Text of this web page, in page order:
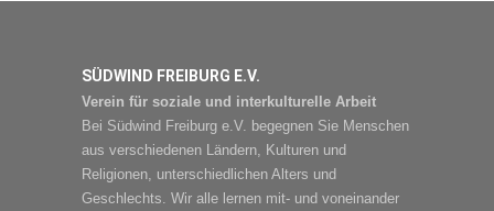
SÜDWIND FREIBURG E.V.
Verein für soziale und interkulturelle Arbeit
Bei Südwind Freiburg e.V. begegnen Sie Menschen
aus verschiedenen Ländern, Kulturen und
Religionen, unterschiedlichen Alters und
Geschlechts. Wir alle lernen mit- und voneinander